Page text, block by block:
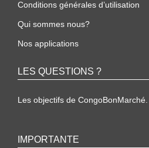
Conditions générales d’utilisation
Qui sommes nous?
Nos applications
LES QUESTIONS ?
Les objectifs de CongoBonMarché.
IMPORTANTE